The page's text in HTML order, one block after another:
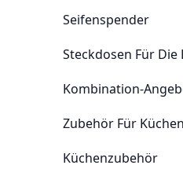
Seifenspender
Steckdosen Für Die
Kombination-
Zubehör Für
Küchenzubehör